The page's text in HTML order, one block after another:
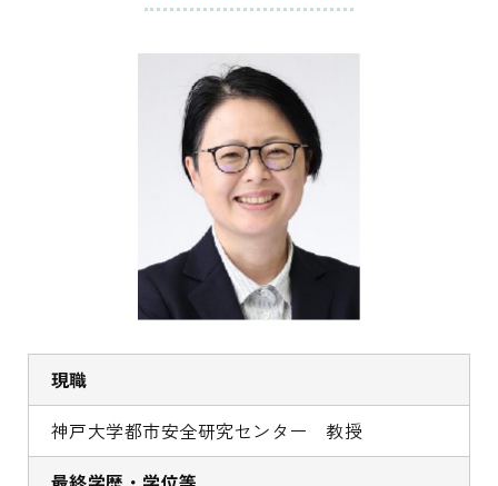
現職
神戸大学都市安全研究センター 教授